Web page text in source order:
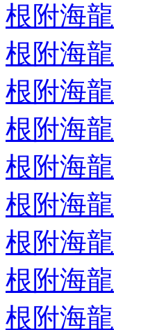
根附海龍
根附海龍
根附海龍
根附海龍
根附海龍
根附海龍
根附海龍
根附海龍
根附海龍